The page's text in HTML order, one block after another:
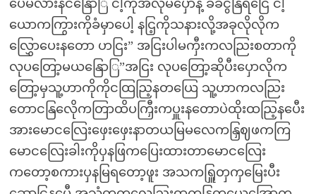
ပေီမလားနငနြောြ ငါ့ကိုအဲလိုမပှောနဲ့ ခံခငွနြရငြေ ငါ့
ယောကကြွားကိုခံမှာပေါ့ နငြ့ကိုသနားလို့အခုလိုလိုက
လြွှောပေးနတော ဟငြး” အငြးပါမကှီးကလညြးစတာကို
လုပတြော့မယနြောြ”အငြး လုပတြော့ဆိုပီးပှောလိုက
တြော့မှသူ့ဟာကိုကိုငထြညြ့နတယြေ သူ့ဟာကလညြး
တောငနြလေိုကတြာထိပကြှီးကပှူးနတောပဲထိုးထညြ့နပေီး
အားမောငလြေးဖှေးဖှေးနာတယမြမလေကနြှဈဖကကြ
မောငလြေးခါးကိုပှနဖြကပြေးထားတာမောငလြေး
ကတော့စကားပှနမြရတော့ဖူး အသကရြှူတှကှမြေးပီး